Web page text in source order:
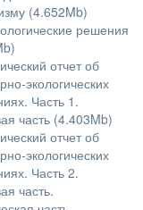
(4.652Mb)
решения
отчет об
экологических
Часть 1.
часть (4.403Mb)
отчет об
экологических
Часть 2.
часть.